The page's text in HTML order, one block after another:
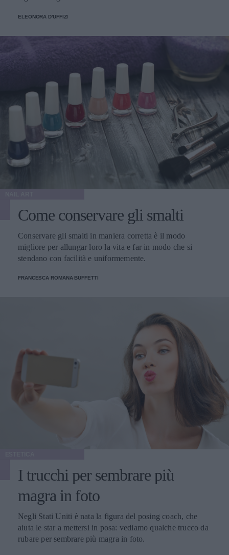
ELEONORA D'UFFIZI
Come conservare gli smalti
Conservare gli smalti in maniera corretta è il modo
migliore per allungar loro la vita e far in modo che si
stendano con facilità e uniformemente.
FRANCESCA ROMANA BUFFETTI
I trucchi per sembrare più
magra in foto
Negli Stati Uniti è nata la figura del posing coach, che
aiuta le star a mettersi in posa: vediamo qualche trucco da
rubare per sembrare più magra in foto.